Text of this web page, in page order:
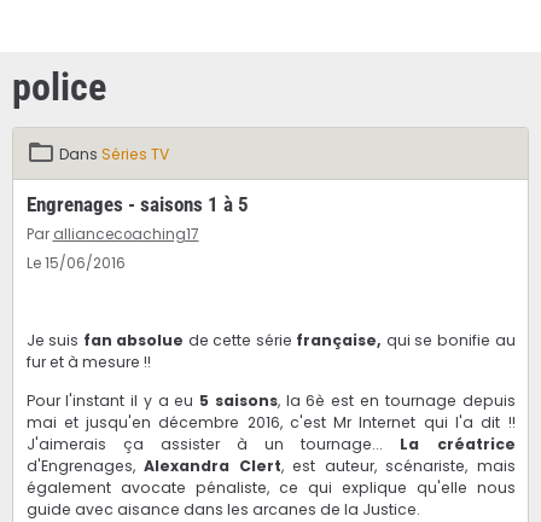
police
Dans Séries TV
Engrenages - saisons 1 à 5
Par alliancecoaching17
Le 15/06/2016
Je suis fan absolue de cette série française, qui se bonifie au
fur et à mesure !!
Pour l'instant il y a eu 5 saisons, la 6è est en tournage depuis
mai et jusqu'en décembre 2016, c'est Mr Internet qui l'a dit !!
J'aimerais ça assister à un tournage... La créatrice
d'Engrenages, Alexandra Clert, est auteur, scénariste, mais
également avocate pénaliste, ce qui explique qu'elle nous
guide avec aisance dans les arcanes de la Justice.